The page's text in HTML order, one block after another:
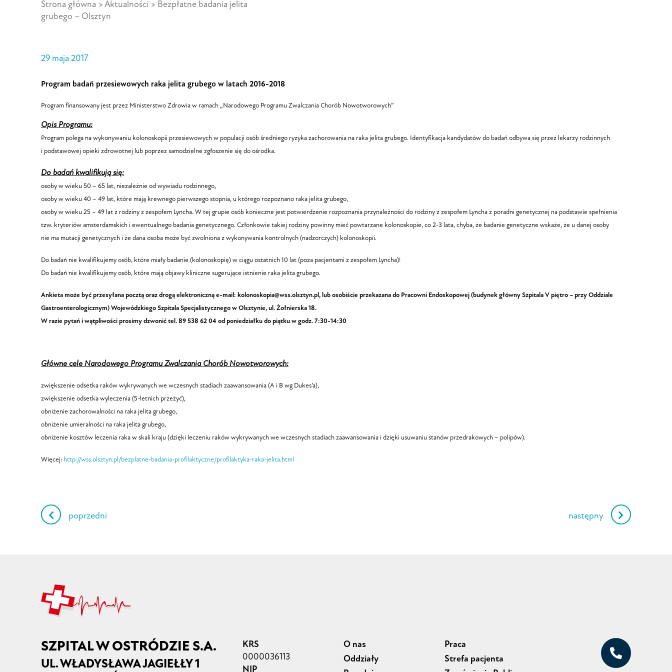
Strona główna >Aktualności > Bezpłatne badania jelita
grubego – Olsztyn
29 maja 2017
Program badań przesiewowych raka jelita grubego w latach 2016-2018
Program finansowany jest przez Ministerstwo Zdrowia w ramach „Narodowego Programu Zwalczania Chorób Nowotworowych”
Opis Programu:
Program polega na wykonywaniu kolonoskopii przesiewowych w populacji osób średniego ryzyka zachorowania na raka jelita grubego. Identyfikacja kandydatów do badań odbywa się przez lekarzy rodzinnych
i podstawowej opieki zdrowotnej lub poprzez samodzielne zgłoszenie się do ośrodka.
Do badań kwalifikują się:
osoby w wieku 50 – 65 lat, niezależnie od wywiadu rodzinnego,
osoby w wieku 40 – 49 lat, które mają krewnego pierwszego stopnia, u którego rozpoznano raka jelita grubego,
osoby w wieku 25 – 49 lat z rodziny z zespołem Lyncha. W tej grupie osób konieczne jest potwierdzenie rozpoznania przynależności do rodziny z zespołem Lyncha z poradni genetycznej na podstawie spełnienia
tzw. kryteriów amsterdamskich i ewentualnego badania genetycznego. Członkowie takiej rodziny powinny mieć powtarzane kolonoskopie, co 2-3 lata, chyba, że badanie genetyczne wskaże, że u danej osoby
nie ma mutacji genetycznych i że dana osoba może być zwolniona z wykonywania kontrolnych (nadzorczych) kolonoskopii.
Do badań nie kwalifikujemy osób, które miały badanie (kolonoskopię) w ciągu ostatnich 10 lat (poza pacjentami z zespołem Lyncha)!
Do badań nie kwalifikujemy osób, które mają objawy kliniczne sugerujące istnienie raka jelita grubego.
Ankieta może być przesyłana pocztą oraz drogą elektroniczną e-mail: kolonoskopia@wss.olsztyn.pl, lub osobiście przekazana do Pracowni Endoskopowej (budynek główny Szpitala V piętro – przy Oddziale
Gastroenterologicznym) Wojewódzkiego Szpitala Specjalistycznego w Olsztynie, ul. Żołnierska 18.
W razie pytań i wątpliwości prosimy dzwonić tel. 89 538 62 04 od poniedziałku do piątku w godz. 7:30-14:30
Główne cele Narodowego Programu Zwalczania Chorób Nowotworowych:
zwiększenie odsetka raków wykrywanych we wczesnych stadiach zaawansowania (A i B wg Dukes’a),
zwiększenie odsetka wyleczenia (5-letnich przeżyć),
obniżenie zachorowalności na raka jelita grubego,
obniżenie umieralności na raka jelita grubego,
obniżenie kosztów leczenia raka w skali kraju (dzięki leczeniu raków wykrywanych we wczesnych stadiach zaawansowania i dzięki usuwaniu stanów przedrakowych – polipów).
Więcej: http://wss.olsztyn.pl/bezplatne-badania-profilaktyczne/profilaktyka-raka-jelita.html
Nawigacja
poprzedni następny
SZPITAL W OSTRÓDZIE S.A.
UL. WŁADYSŁAWA JAGIEŁŁY 1
KRS
0000036113
NIP
O nas
Oddziały
Praca
Strefa pacjenta